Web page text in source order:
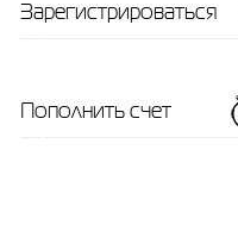
Зарегистрироваться
Пополнить счет